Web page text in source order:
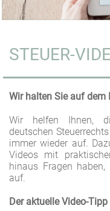
STEUER-
Wir halten Sie auf dem
Wir helfen Ihnen,
deutschen
immer wieder auf.
Videos mit
hinaus Fragen
auf.
Der aktuelle Video-Tipp